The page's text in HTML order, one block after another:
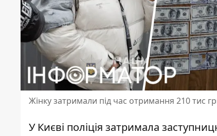
Жінку затримали під час отримання 210 тис
У Києві поліція затримала